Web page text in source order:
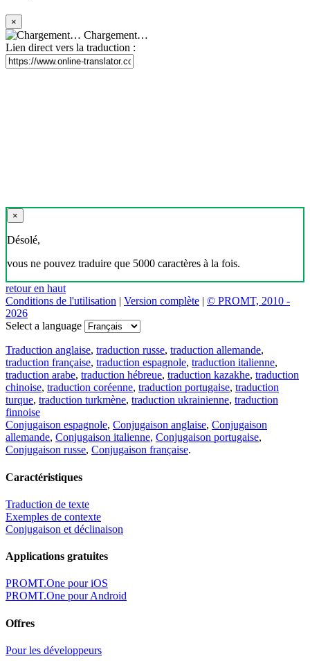
×
Chargement…
Lien direct vers la traduction :
×
Désolé,
vous ne pouvez traduire que 5000 caractères à la fois.
retour en haut
Conditions de l'utilisation | Version complète | © PROMT, 2010 -
2026
Select a language
Traduction anglaise, traduction russe, traduction allemande,
traduction française, traduction espagnole, traduction italienne,
traduction arabe, traduction hébreue, traduction kazakhe, traduction
chinoise, traduction coréenne, traduction portugaise, traduction
turque, traduction turkmène, traduction ukrainienne, traduction
finnoise
Conjugaison espagnole, Conjugaison anglaise, Conjugaison
allemande, Conjugaison italienne, Conjugaison portugaise,
Conjugaison russe, Conjugaison française.
Caractéristiques
Traduction de texte
Exemples de contexte
Conjugaison et déclinaison
Applications gratuites
PROMT.One pour iOS
PROMT.One pour Android
Offres
Pour les développeurs